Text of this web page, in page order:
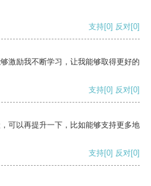
支持[0] 反对[0]
激励我不断学习，让我能够取得更好的
支持[0] 反对[0]
可以再提升一下，比如能够支持更多地
支持[0] 反对[0]